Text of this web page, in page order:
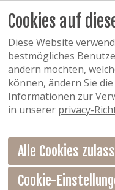
Cookies auf
Diese Website
bestmögliches
ändern möchten,
können, ändern Sie
Informationen zur
in unserer privacy-
Alle Cookies
Cookie-